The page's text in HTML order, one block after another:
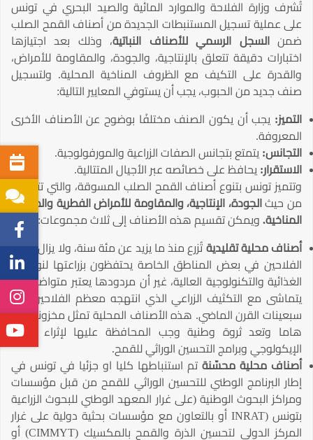
تُشرف وزارة الفلاحة والموارد المائية والصيد البحري في تونس
على عملية تسجيل المستنبطات الجديدة من أصناف القمح الصلب
ضمن
السجل الرسمي للأصناف النباتية، وذلك بعد اجتيازها
اختبارات دقيقة تتعلق بالإنتاجية، والجودة، والمقاومة للأمراض،
والقدرة على التكيف مع الظروف المناخية المحلية. ولتسجيل
صنف جديد من الحبوب، يجب أن يستوفي المعايير التالية:
التميز: يجب أن يكون الصنف مختلفًا بوضوح عن الأصناف الأخرى
المعروفة.
التجانس: يتمتع بتجانس الصفات الزراعية والمورفولوجية.
الاستقرار: يحافظ على خصائصه عبر الأجيال المتتالية.
وتتميز تونس بتنوع أصناف القمح الصلب المسوقة، والتي تتفاوت
من حيث الجودة، الإنتاجية، والمقاومة للأمراض الفطرية والظروف
المناخية. ويمكن تقسيم هذه الأصناف إلى ثلاث مجموعات:
أصناف محلية تقليدية تُزرع منذ ما يزيد عن مئة سنة، ولا يزال بعض
الفلاحين في بعض المناطق الخاصة يحتفظون بزراعتها لنوعيتها
الغذائية والتكنولوجية العالية، غير أن مردودها يعتبر متواضعا ولا
يتماشى مع التكثيف الزراعي الذي انتهجه معظم الفلاحين منذ
سبعينات القرن الماضي. هذه الأصناف المحلية تمثل مخزونا جينيا
هاما وتعد ثروة وطنية وجب المحافظة عليها لإثراء التنوع
الإيكولوجي وبرامج التحسين الوراثي للقمح.
أصناف محلية محسّنة تم استنباطها كليا او جزئيا في تونس في
إطار البرنامج الوطني للتحسين الوراثي للقمح من قبل مؤسسات
ومراكز البحوث الوطنية (على غرار المعهد الوطني للبحوث الزراعية
بتونس (INRAT أو بالتعاون مع مؤسسات بحثية دولية على غرار
المركز الدولي لتحسين الذرة والقمح بالمكسيك (CIMMYT) أو